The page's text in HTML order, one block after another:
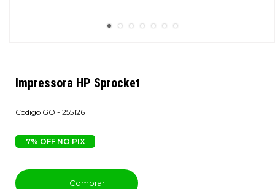
Impressora HP Sprocket
GO - 255126
7% OFF NO PIX
Comprar